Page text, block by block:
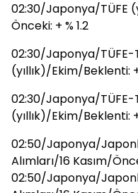
02:30/Japonya/TÜFE
Önceki: + % 1.2
02:30/Japonya/TÜFE-
(yıllık)/Ekim/Beklenti:
02:30/Japonya/TÜFE-
(yıllık)/Ekim/Beklenti:
02:50/Japonya/
Alımları/16 Kasım/
02:50/Japonya/